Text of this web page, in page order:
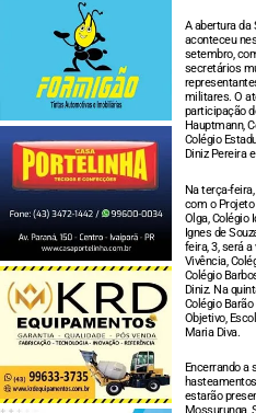
A abertura da
aconteceu
setembro,
secretários
militares. O
participação
Hauptmann,
Colégio
Diniz Pereira
Na terça-
com o Projeto
Olga, Colégio
Ignes de
feira, 3, será
Vivência,
Colégio
Diniz. Na
Colégio Barão
Objetivo,
Maria Diva.
Encerrando a
estarão
Mossurunga,